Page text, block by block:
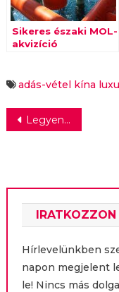
Sikeres északi MOL-
akvizíció
adás-vétel kína
Bejegyzés
Legyen malacod! – virtuális hízlalás, valódi disznótor
IRATKOZZON
Hírlevelünkben
napon megjelent
le! Nincs más